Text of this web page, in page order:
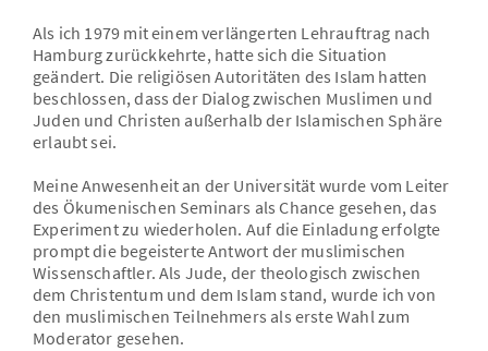
Als ich 1979 mit einem verlängerten Lehrauftrag nach
Hamburg zurückkehrte, hatte sich die Situation
geändert. Die religiösen Autoritäten des Islam hatten
beschlossen, dass der Dialog zwischen Muslimen und
Juden und Christen außerhalb der Islamischen Sphäre
erlaubt sei.
Meine Anwesenheit an der Universität wurde vom Leiter
des Ökumenischen Seminars als Chance gesehen, das
Experiment zu wiederholen. Auf die Einladung erfolgte
prompt die begeisterte Antwort der muslimischen
Wissenschaftler. Als Jude, der theologisch zwischen
dem Christentum und dem Islam stand, wurde ich von
den muslimischen Teilnehmers als erste Wahl zum
Moderator gesehen.